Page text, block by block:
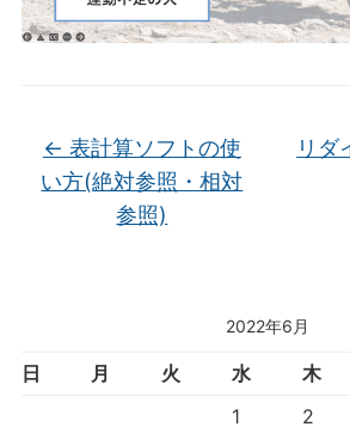
2022年6月
日 月 火 水 木
1
2
← 表計算ソフトの使
い方(絶対参照・相対
参照)
リダ